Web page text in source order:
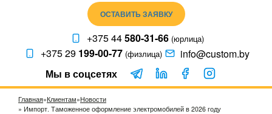
ОСТАВИТЬ ЗАЯВКУ
+375 44580-31-66 (юрлица)
+375 29 199-00-77 (физлица)
info@custom.by
Мы в соцсетях
Вы здесь
Главная»Клиентам»Новости
» Импорт. Таможенное оформление электромобилей в 2026 году